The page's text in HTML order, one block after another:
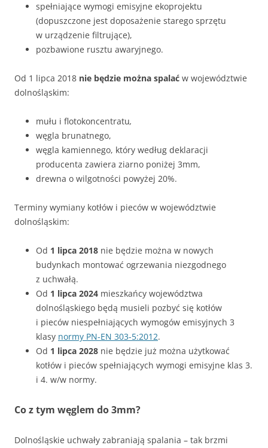
spełniające wymogi emisyjne ekoprojektu
(dopuszczone jest doposażenie starego sprzętu
w urządzenie filtrujące),
pozbawione rusztu awaryjnego.
Od 1 lipca 2018 nie będzie można spalać w województwie
dolnośląskim:
mułu i flotokoncentratu,
węgla brunatnego,
węgla kamiennego, który według deklaracji
producenta zawiera ziarno poniżej 3mm,
drewna o wilgotności powyżej 20%.
Terminy wymiany kotłów i pieców w województwie
dolnośląskim:
Od 1 lipca 2018 nie będzie można w nowych
budynkach montować ogrzewania niezgodnego
z uchwałą.
Od 1 lipca 2024 mieszkańcy województwa
dolnośląskiego będą musieli pozbyć się kotłów
i pieców niespełniających wymogów emisyjnych 3
klasy normy PN-EN 303-5:2012.
Od 1 lipca 2028 nie będzie już można użytkować
kotłów i pieców spełniających wymogi emisyjne klas 3.
i 4. w/w normy.
Co z tym węglem do 3mm?
Dolnośląskie uchwały zabraniają spalania – tak brzmi